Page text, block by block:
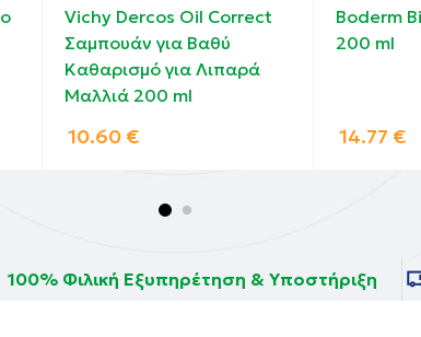
Vichy Dercos Oil Correct
Σαμπουάν για Βαθύ
Καθαρισμό για Λιπαρά
Μαλλιά 200 ml
10.60 €
Boderm
200 ml
14.77 €
100% Φιλική Εξυπηρέτηση & Υποστήριξη